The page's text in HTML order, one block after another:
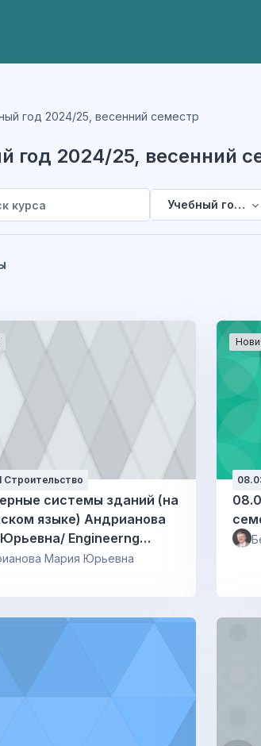
год 2024/25, весенний семестр
год 2024/25, весенний
курса
Учебный год
Строительство
системы зданий (на
языке) Андрианова
Engineerng
of buildingsМария Юрьевна